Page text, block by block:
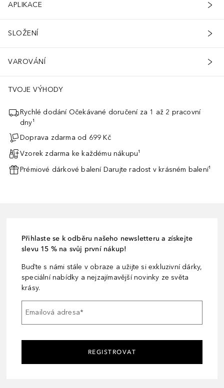
APLIKACE
SLOŽENÍ
VAROVÁNÍ
TVOJE VÝHODY
Rychlé dodání Očekávané doručení za 1 až 2 pracovní
dny¹
Doprava zdarma od 699 Kč
Vzorek zdarma ke každému nákupu¹
Prémiové dárkové balení Darujte radost v krásném balení¹
Přihlaste se k odběru našeho newsletteru a získejte
slevu 15 % na svůj první nákup!
Buďte s námi stále v obraze a užijte si exkluzivní dárky,
speciální nabídky a nejzajímavější novinky ze světa
krásy.
Emailová adresa*
REGISTROVAT